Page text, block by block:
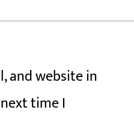
and website in
time I